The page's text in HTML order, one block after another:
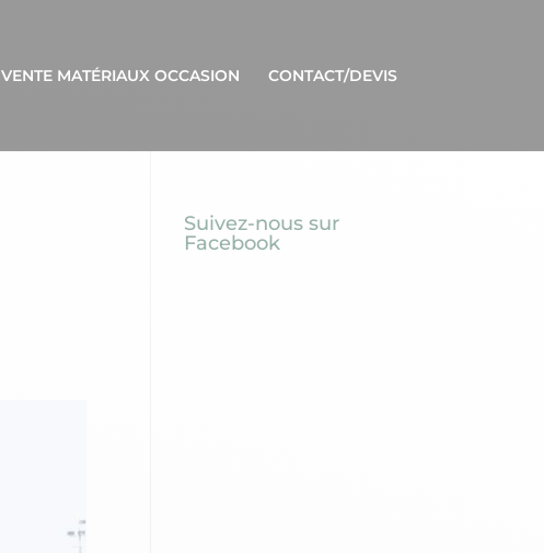
VENTE MATÉRIAUX OCCASION CONTACT/DEVIS
Suivez-nous sur
Facebook